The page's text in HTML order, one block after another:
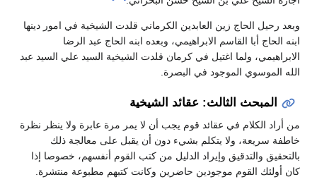
وبعد رحيل الحاج زين العابدين الكرماني قلدت الشيخية في امور دينها
ابنه الحاج أبا القاسم الابراهيمي، وبعده ابنه الحاج عبد الرضا
الابراهيمي، ولما اغتيل في كرمان قلدت الشيخية السيد علي السيد عبد
الله الموسوي الموجود في البصرة.
المبحث الثالث: عقائد الشيخية
من أراد الكلام في عقائد قوم يجب أن لا يمر مرة عابرة ولا ينظر نظرة
خاطفة سريعة، ولا يتكلم بشيء دون أن يقبل على معالجة ذلك
بالتحقيق والتدقيق وإيراد الدليل من كتب القوم أنفسهم، خصوصا إذا
كان أولئك القوم موجودين حاضرين وكانت كتبهم مطبوعة منتشرة.